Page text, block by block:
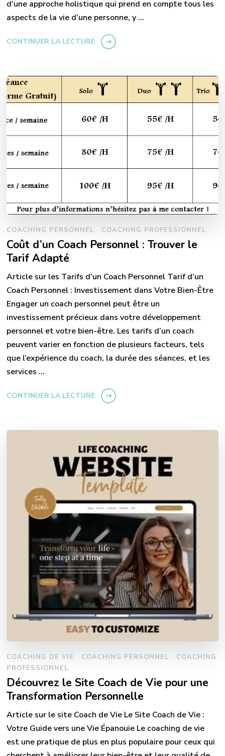
d’une approche holistique qui prend en compte tous les
aspects de la vie d’une personne, y …
CONTINUER LA LECTURE
COACHING PERSONNEL COACHING PROFESSIONNEL
Coût d’un Coach Personnel : Trouver le
Tarif Adapté
Article sur les Tarifs d’un Coach Personnel Tarif d’un
Coach Personnel : Investissement dans Votre Bien-Être
Engager un coach personnel peut être un
investissement précieux dans votre développement
personnel et votre bien-être. Les tarifs d’un coach
peuvent varier en fonction de plusieurs facteurs, tels
que l’expérience du coach, la durée des séances, et les
services …
CONTINUER LA LECTURE
COACHING DE VIE COACHING PERSONNEL
COACHING
PROFESSIONNEL
Découvrez le Site Coach de Vie pour une
Transformation Personnelle
Article sur le site Coach de Vie Le Site Coach de Vie :
Votre Guide vers une Vie Épanouie Le coaching de vie
est une pratique de plus en plus populaire pour ceux qui